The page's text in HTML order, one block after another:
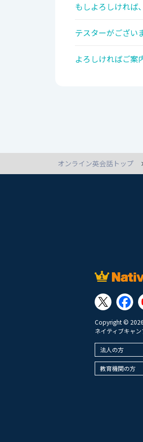
もしよろしければ
テスターがござい
よろしければご案
オンライン英会話トップ
Copyright ©
ネイティブキャ
法人の方
教育機関の方